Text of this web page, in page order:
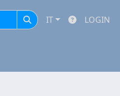
IT LOGIN